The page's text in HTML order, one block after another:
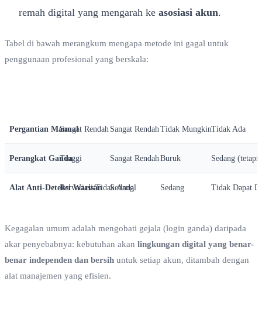
remah digital yang mengarah ke asosiasi akun.
Tabel di bawah merangkum mengapa metode ini gagal untuk
penggunaan profesional yang berskala:
Pergantian ManualSangat Rendah Sangat Rendah Tidak MungkinTidak Ada
Perangkat Ganda
Tinggi Sangat Rendah Buruk Sedang (tetapi
Alat Anti-Deteksi Warisan
Bervariasi/Tidak Andal
Sedang Sedang Tidak Dapat
Kegagalan umum adalah mengobati gejala (login ganda) daripada
akar penyebabnya: kebutuhan akan lingkungan digital yang benar-
benar independen dan bersih untuk setiap akun, ditambah dengan
alat manajemen yang efisien.